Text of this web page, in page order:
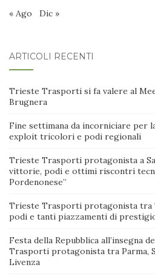
« Ago Dic »
ARTICOLI RECENTI
Trieste Trasporti si fa valere al
Brugnera
Fine settimana da incorniciare per
exploit tricolori e podi regionali
Trieste Trasporti protagonista a
vittorie, podi e ottimi riscontri
Pordenonese”
Trieste Trasporti protagonista tra
podi e tanti piazzamenti di
Festa della Repubblica all’insegna
Trasporti protagonista tra Parma,
Livenza